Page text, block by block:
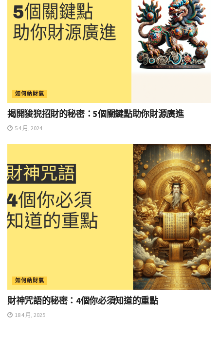
如何納財氣
揭開狻猊招財的秘密：5個關鍵點助你財源廣進
5 4 月, 2024
如何納財氣
財神咒語的秘密：4個你必須知道的重點
18 4 月, 2025